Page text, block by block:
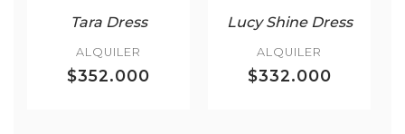
Tara Dress
ALQUILER
$352.000
Lucy Shine Dress
ALQUILER
$332.000